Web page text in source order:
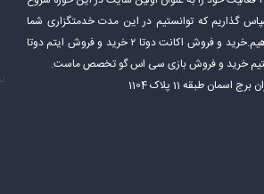
تیمی، استراتژی و مدیریت منابع را برای
گذاریم که توانستیم در این مدت خدمتگزاری شما
گیمر های عزیز را انجام بدهیم.خرید و فروش اکانت دوتا ۲ خرید و فروش ایتم دوتا
طبقه 11 پلاک 1104